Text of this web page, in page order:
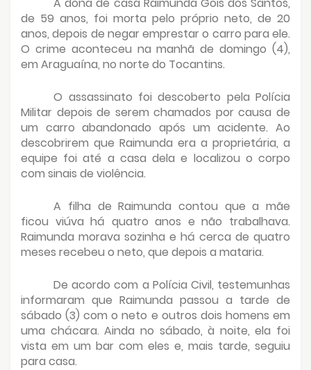
de 59 anos, foi morta pelo próprio neto, de 20
anos, depois de negar emprestar o carro para ele.
O crime aconteceu na manhã de domingo (4),
em Araguaína, no norte do Tocantins.
O assassinato foi descoberto pela Polícia
Militar depois de serem chamados por causa de
um carro abandonado após um acidente. Ao
descobrirem que Raimunda era a proprietária, a
equipe foi até a casa dela e localizou o corpo
com sinais de violência.
A filha de Raimunda contou que a mãe
ficou viúva há quatro anos e não trabalhava.
Raimunda morava sozinha e há cerca de quatro
meses recebeu o neto, que depois a mataria.
De acordo com a Polícia Civil, testemunhas
informaram que Raimunda passou a tarde de
sábado (3) com o neto e outros dois homens em
uma chácara. Ainda no sábado, à noite, ela foi
vista em um bar com eles e, mais tarde, seguiu
para casa.